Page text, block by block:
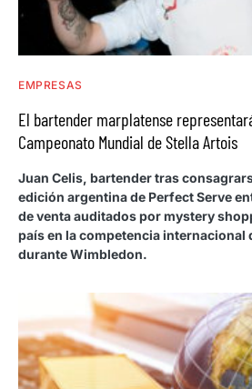
EMPRESAS
El bartender marplatense
Campeonato Mundial de Stella Artois
Juan Celis, bartender tras
edición argentina de Perfect Serve
de venta auditados por mystery
país en la competencia internacional
durante Wimbledon.